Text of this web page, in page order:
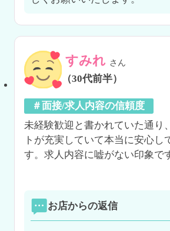
すみれ さん
（30代前半）
＃面接/求人内容の信頼度
未経験歓迎と書かれていた通り
トが充実していて本当に安心し
す。求人内容に嘘がない印象で
お店からの返信